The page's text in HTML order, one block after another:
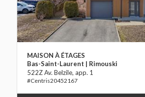
MAISON À ÉTAGES
Bas-Saint-Laurent | Rimouski
522Z Av. Belzile, app. 1
20452167